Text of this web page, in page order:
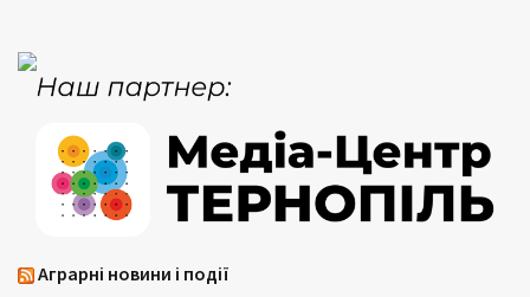
Аграрні новини і події